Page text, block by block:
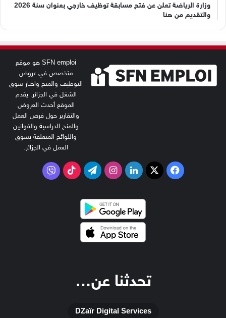
وزارة الرياضة تعلن عن فتح مسابقة توظيف خارجي بعنوان سنة 2026
والتقديم من هنا
SFN emploi هو موقع
متخصص في عروض
التوظيف والمنح واخبار سوق
الشغل في الجزائر. يقدم
الموقع أحدث العروض
والتقارير حول فرص العمل
والمنح الدراسية والقوانين
واللوائح المتعلقة بسوق
العمل في الجزائر.
فيسبوك
‫X لينكدإنانستقرامتيلقرام‫TikTokفايبر
تحدثنا عن…
DZaïr Digital Services